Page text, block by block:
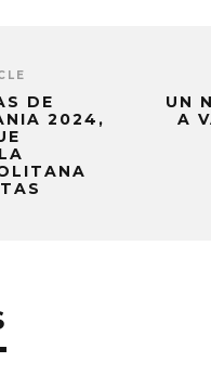
DE
2024,
UN
A